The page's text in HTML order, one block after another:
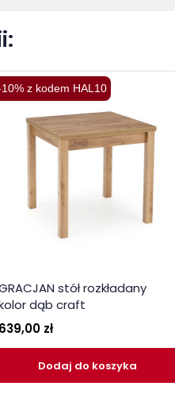
z kodem HAL10
stół rozkładany
dąb craft
639,00 zł
Dodaj do koszyka